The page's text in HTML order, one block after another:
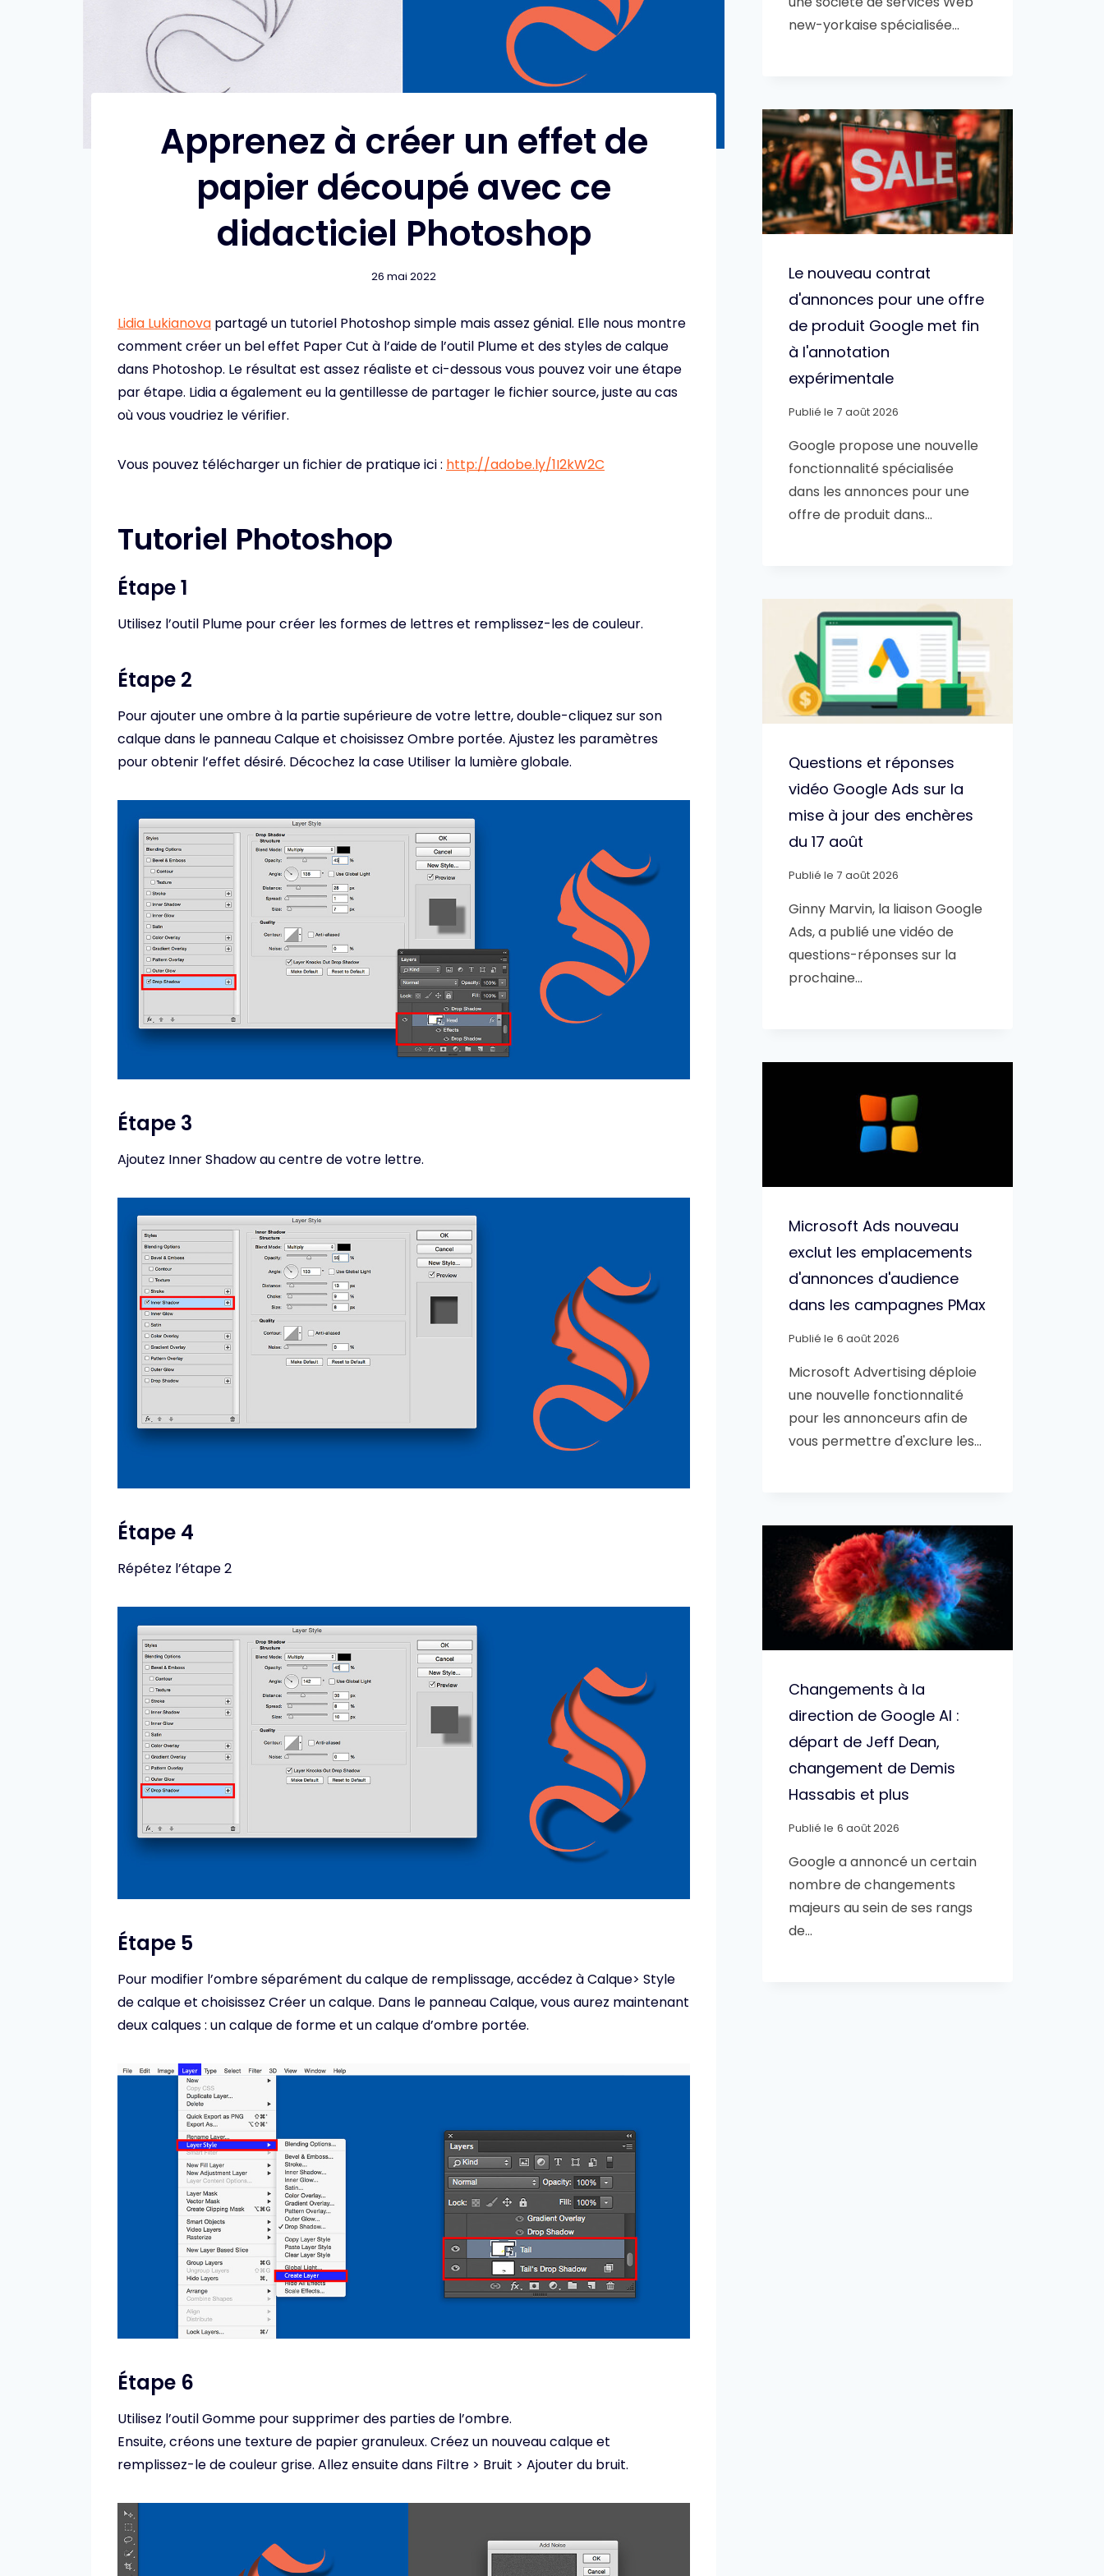
Apprenez à créer un effet de
papier découpé avec ce
didacticiel Photoshop
26 mai 2022
Lidia Lukianova partagé un tutoriel Photoshop simple mais assez génial. Elle nous montre
comment créer un bel effet Paper Cut à l’aide de l’outil Plume et des styles de calque
dans Photoshop. Le résultat est assez réaliste et ci-dessous vous pouvez voir une étape
par étape. Lidia a également eu la gentillesse de partager le fichier source, juste au cas
où vous voudriez le vérifier.
Vous pouvez télécharger un fichier de pratique ici : http://adobe.ly/1I2kW2C
Tutoriel Photoshop
Étape 1
Utilisez l’outil Plume pour créer les formes de lettres et remplissez-les de couleur.
Étape 2
Pour ajouter une ombre à la partie supérieure de votre lettre, double-cliquez sur son
calque dans le panneau Calque et choisissez Ombre portée. Ajustez les paramètres
pour obtenir l’effet désiré. Décochez la case Utiliser la lumière globale.
Étape 3
Ajoutez Inner Shadow au centre de votre lettre.
Étape 4
Répétez l’étape 2
Étape 5
Pour modifier l’ombre séparément du calque de remplissage, accédez à Calque> Style
de calque et choisissez Créer un calque. Dans le panneau Calque, vous aurez maintenant
deux calques : un calque de forme et un calque d’ombre portée.
Étape 6
Utilisez l’outil Gomme pour supprimer des parties de l’ombre.
Ensuite, créons une texture de papier granuleux. Créez un nouveau calque et
remplissez-le de couleur grise. Allez ensuite dans Filtre > Bruit > Ajouter du bruit.
new-yorkaise spécialisée…
Le nouveau contrat
d'annonces pour une offre
de produit Google met fin
à l'annotation
expérimentale
Publié le 7 août 2026
Google propose une nouvelle
fonctionnalité spécialisée
dans les annonces pour une
offre de produit dans…
Questions et réponses
vidéo Google Ads sur la
mise à jour des enchères
du 17 août
Publié le 7 août 2026
Ginny Marvin, la liaison Google
Ads, a publié une vidéo de
questions-réponses sur la
prochaine…
Microsoft Ads nouveau
exclut les emplacements
d'annonces d'audience
dans les campagnes PMax
Publié le 6 août 2026
Microsoft Advertising déploie
une nouvelle fonctionnalité
pour les annonceurs afin de
vous permettre d'exclure les…
Changements à la
direction de Google AI :
départ de Jeff Dean,
changement de Demis
Hassabis et plus
Publié le 6 août 2026
Google a annoncé un certain
nombre de changements
majeurs au sein de ses rangs
de…